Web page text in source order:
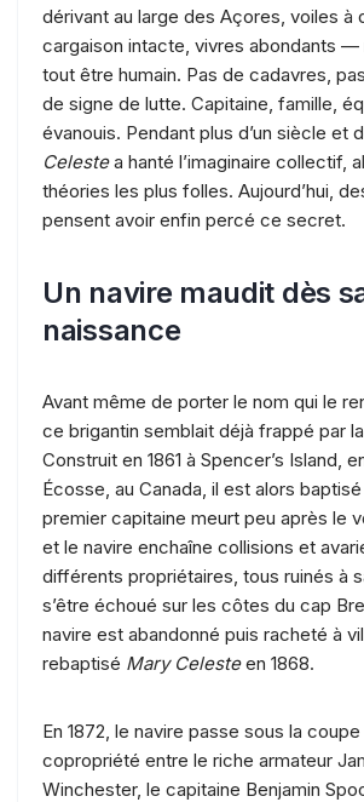
dérivant au large des Açores, voiles à
cargaison intacte, vivres abondants —
tout être humain. Pas de cadavres,
de signe de lutte. Capitaine, famille,
évanouis. Pendant plus d’un siècle et
Celestea hanté l’imaginaire collectif,
théories les plus folles. Aujourd’hui,
pensent avoir enfin percé ce secret.
Un navire maudit dès
naissance
Avant même de porter le nom qui le
ce brigantin semblait déjà frappé par
Construit en 1861 à Spencer’s Island,
Écosse, au Canada, il est alors baptisé
premier capitaine meurt peu après le
et le navire enchaîne collisions et
différents propriétaires, tous ruinés à
s’être échoué sur les côtes du cap
navire est abandonné puis racheté à
rebaptisé Mary Celesteen 1868.
En 1872, le navire passe sous la coupe
copropriété entre le riche armateur
Winchester, le capitaine Benjamin